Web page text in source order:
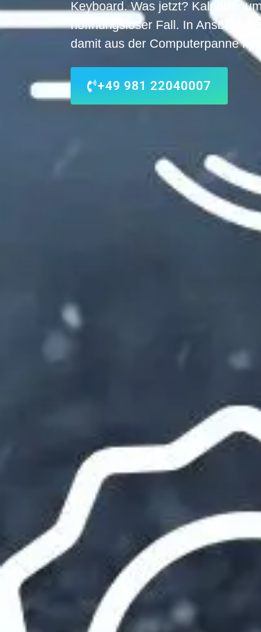
Keyboard. Was jetzt? Kalender
hoffnungsloser Fall. In Ansbach
damit aus der Computerpanne
+49 981 22040007